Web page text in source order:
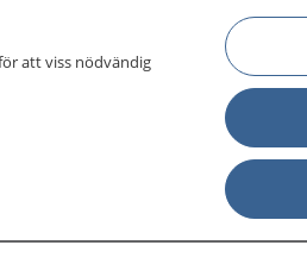
Other languages
Lättläst svenska
att viss nödvändig